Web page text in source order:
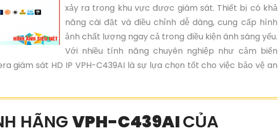
xảy ra trong khu vực được giám sát. Thiết bị có khả
năng cài đặt và điều chỉnh dễ dàng, cung cấp hình
ảnh chất lượng ngay cả trong điều kiện ánh sáng yếu.
Với nhiều tính năng chuyên nghiệp như cảm biến
giám sát HD IP VPH-C439AI là sự lựa chọn tốt cho việc bảo vệ an
HÃNG VPH-C439AICỦA